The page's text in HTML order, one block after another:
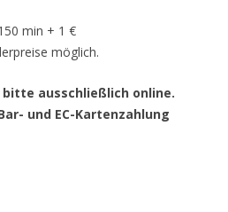
min + 1 €
möglich.
ausschließlich online.
und EC-Kartenzahlung